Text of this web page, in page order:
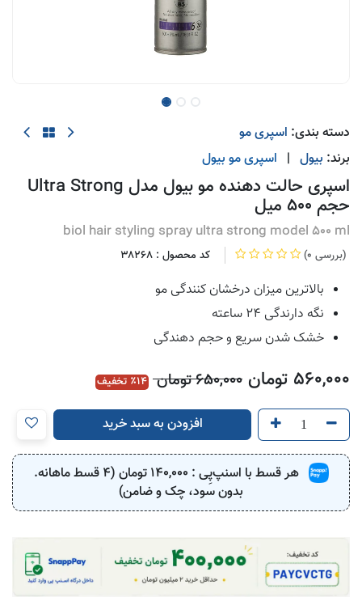
دسته بندی: اسپری مو
برند: بیول | اسپری مو بیول
اسپری حالت دهنده مو بیول مدل Ultra Strong
حجم 500 میل
biol hair styling spray ultra strong model 500 ml
(0 بررسی) کد محصول : 38268
بالاترین میزان درخشان کنندگی مو
نگه دارندگی 24 ساعته
خشک شدن سریع و حجم دهندگی
560,000 تومان 650,000تومان 14٪ تخفیف
افزودن به سبد خرید
هر قسط با اسنپ‌پِی : 140,000
تومان (4 قسط ماهانه.
بدون سود، چک و ضامن)